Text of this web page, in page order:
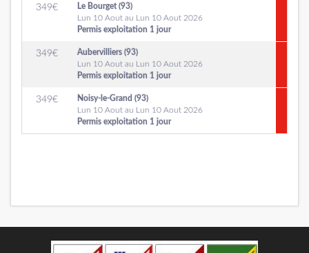
349€
Le Bourget (93)
Lun 10 Aout au Lun 10 Aout 2026
Permis exploitation 1 jour
349€
Aubervilliers (93)
Lun 10 Aout au Lun 10 Aout 2026
Permis exploitation 1 jour
349€
Noisy-le-Grand (93)
Lun 10 Aout au Lun 10 Aout 2026
Permis exploitation 1 jour